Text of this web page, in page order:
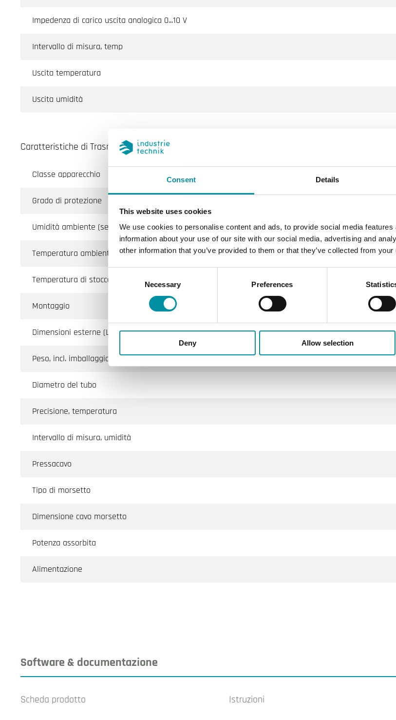
Consent Details
This website uses cookies
We use cookies to personalise content and ads, to provide social media
information about your use of our site with our social media, advertising and
other information that you’ve provided to them or that they’ve collected from
Selection
Necessary Preferences
Deny Allow selection
Impedenza di carico uscita analogica 0...10 V
Intervallo di misura, temp
Uscita temperatura
Uscita umidità
Caratteristiche di Trasmettitore di umidità e temperatura per condotte d'aria
Classe apparecchio
Grado di protezione
Umidità ambiente (senza condensa)
Temperatura ambiente
Temperatura di stoccaggio
Montaggio
Dimensioni esterne (LxAxP)
Peso, incl. imballaggio
Diametro del tubo
Precisione, temperatura
Intervallo di misura, umidità
Pressacavo
Tipo di morsetto
Dimensione cavo morsetto
Potenza assorbita
Alimentazione
Software & documentazione
Scheda prodotto Istruzioni